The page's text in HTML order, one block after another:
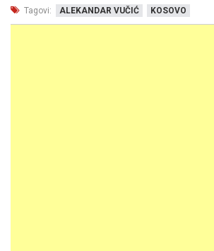
Tagovi: ALEKANDAR VUČIĆ KOSOVO